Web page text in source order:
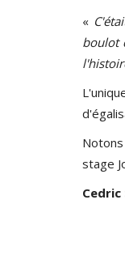
«
boulot
stage
Cedric